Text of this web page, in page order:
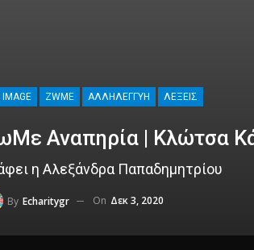
IMAGE ZWME ΑΛΛΗΛΕΓΓΎΗ ΛΈΞΕΙΣ
Αναπηρία | Κλώτσα
η Αλεξάνδρα Παπαδημητρίου
By Echaritygr On Δεκ 3, 2020